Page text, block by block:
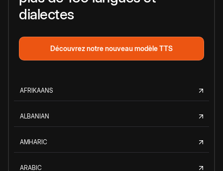
dialectes
Découvrez notre nouveau modèle TTS
AFRIKAANS
ALBANIAN
AMHARIC
ARABIC